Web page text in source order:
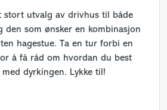
stort utvalg av drivhus til både
den som ønsker en kombinasjon
hagestue. Ta en tur forbi en
å få råd om hvordan du best
dyrkingen. Lykke til!